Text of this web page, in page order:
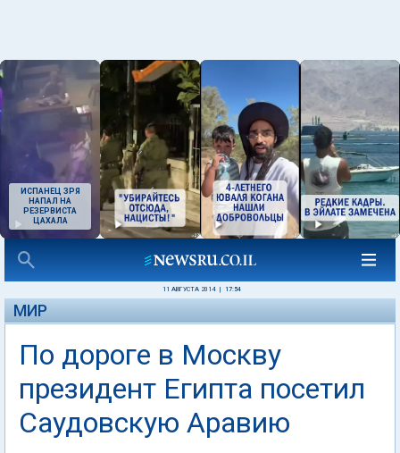
ИСПАНЕЦ ЗРЯ
НАПАЛ НА
РЕЗЕРВИСТА
ЦАХАЛА
11 АВГУСТА 2014 17:54
МИР
По дороге в Москву
президент Египта посетил
Саудовскую Аравию